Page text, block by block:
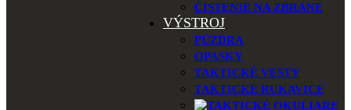
ČISTENIE NA ZBRANE
VÝSTROJ
PÚZDRA
OPASKY
TAKTICKÉ VESTY
TAKTICKÉ RUKAVICE